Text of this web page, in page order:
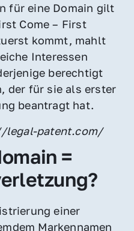
für eine Domain gilt
Come – First
kommt, mahlt
Interessen
berechtigt
der für sie als erster
beantragt hat.
legal-patent.com/
=
einer
Markennamen